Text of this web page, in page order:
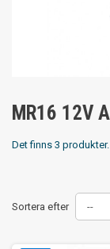
MR16 12V
Det finns 3 produkter.
Sortera efter